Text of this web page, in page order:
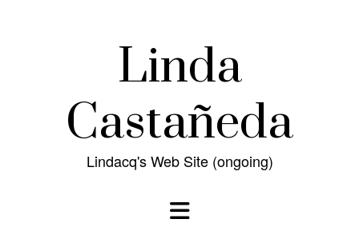
Linda
Castañeda
Lindacq's Web Site (ongoing)